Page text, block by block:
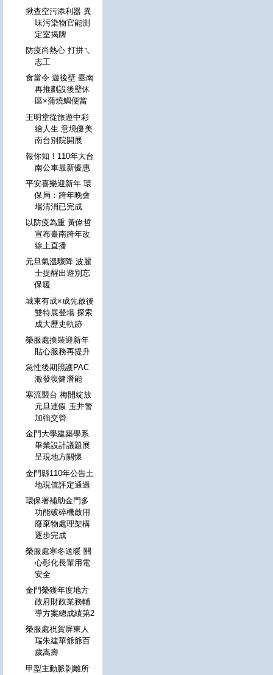
揪查空污添利器 異
味污染物官能測
定室揭牌
防疫尚熱心 打拼ㄟ
志工
食當令 遊後壁 臺南
再推劃設後壁休
區×蒲燒鯛便當
王明堂從旅遊中彩
繪人生 意境優美
南台別院開展
報你知！110年大台
南公車最新優惠
平安喜樂迎新年 環
保局：跨年晚會
場清消已完成
以防疫為重 黃偉哲
宣布臺南跨年改
線上直播
元旦氣溫驟降 波麗
士提醒出遊別忘
保暖
城東有成×成先啟後
雙特展登場 探索
成大歷史軌跡
榮服處換裝迎新年
貼心服務再提升
急性後期照護PAC
激發復健潛能
寒流襲台 梅開綻放
元旦連假 玉井警
加強交管
金門大學建築學系
畢業設計議題展
呈現地方關懷
金門縣110年公告土
地現值評定通過
環保署補助金門多
功能破碎機啟用
廢棄物處理架構
逐步完成
榮服處寒冬送暖 關
心彰化長輩用電
安全
金門榮獲年度地方
政府財政業務輔
導方案總成績第2
榮服處祝賀屏東人
瑞朱建華爺爺百
歲嵩壽
甲型主動脈剝離所